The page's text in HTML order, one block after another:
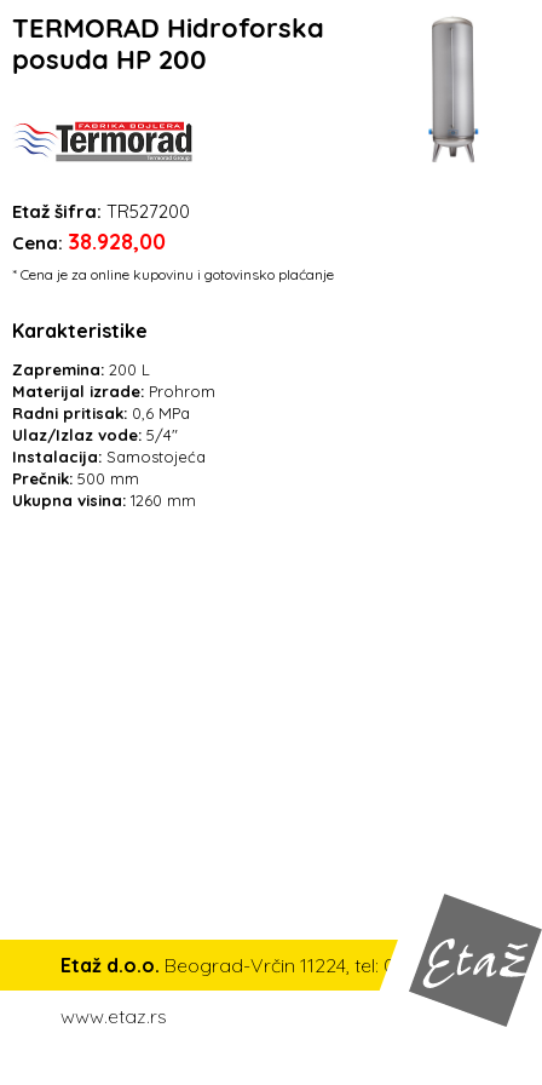
TERMORAD Hidroforska
posuda HP 200
Etaž šifra: TR527200
Cena: 38.928,00
* Cena je za online kupovinu i gotovinsko plaćanje
Karakteristike
Zapremina: 200 L
Materijal izrade: Prohrom
Radni pritisak: 0,6 MPa
Ulaz/Izlaz vode: 5/4"
Instalacija: Samostojeća
Prečnik: 500 mm
Ukupna visina: 1260 mm
Etaž d.o.o. Beograd-Vrčin 11224, tel: 011 6100 200,
www.etaz.rs